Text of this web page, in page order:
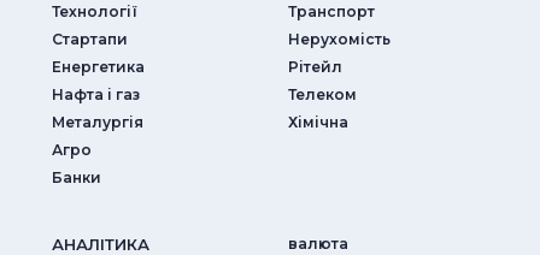
Технології
Стартапи
Енергетика
Нафта і газ
Металургія
Агро
Банки
Транспорт
Нерухомість
Рітейл
Телеком
Хімічна
АНАЛIТИКА
валюта